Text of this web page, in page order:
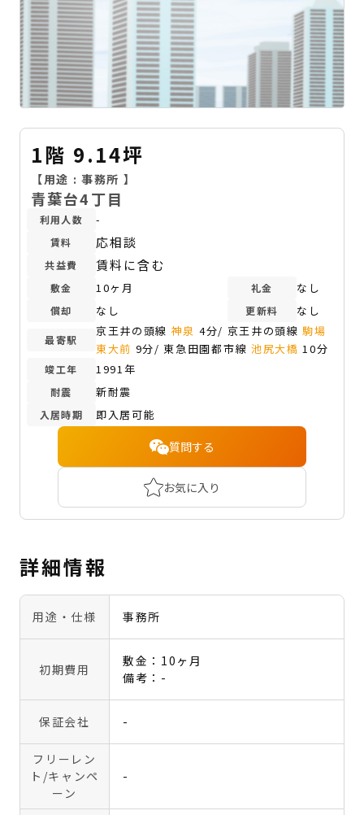
1階 9.14坪
【用途 :事務所 】
青葉台4丁目
利用人数 -
賃料 応相談
共益費 賃料に含む
敷金 10ヶ月 礼金 なし
償却 なし 更新料 なし
最寄駅
京王井の頭線 神泉 4分/ 京王井の頭線駒場
東大前 9分/ 東急田園都市線 池尻大橋 10分
竣工年 1991年
耐震 新耐震
入居時期 即入居可能
質問する
お気に入り
詳細情報
用途・仕様 事務所
初期費用
敷金：10ヶ月
備考：-
保証会社 -
フリーレン
ト /キャンペ
ーン
-